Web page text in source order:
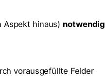
Aspekt hinaus) notwendig
vorausgefüllte Felder